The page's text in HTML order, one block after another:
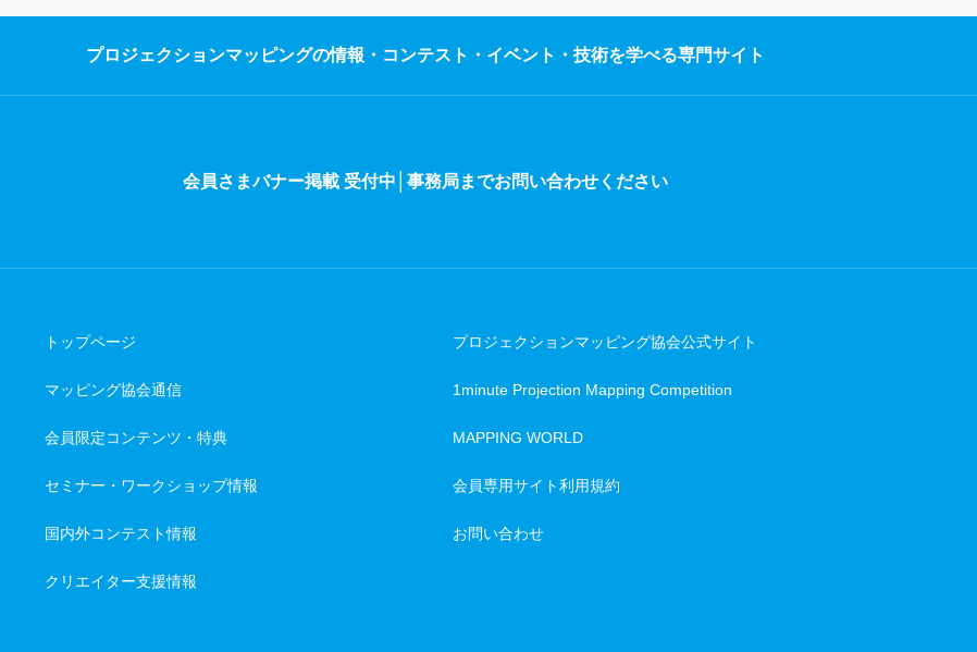
プロジェクションマッピングの情報・コンテスト・イベント・技術を学べる専門サイト
会員さまバナー掲載 受付中│事務局までお問い合わせください
トップページ
マッピング協会通信
会員限定コンテンツ・特典
セミナー・ワークショップ情報
国内外コンテスト情報
クリエイター支援情報
プロジェクションマッピング協会公式サイト
1minute Projection Mapping Competition
MAPPING WORLD
会員専用サイト利用規約
お問い合わせ